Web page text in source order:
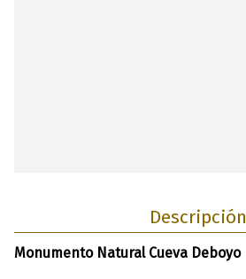
Descripción
Monumento Natural Cueva Deboyo